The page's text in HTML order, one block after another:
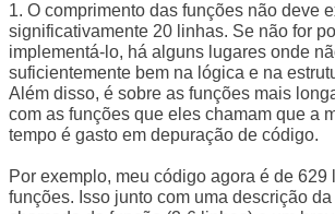
1. O comprimento das funções não deve
significativamente 20 linhas. Se não for
implementá-lo, há alguns lugares onde
suficientemente bem na lógica e na
Além disso, é sobre as funções mais
com as funções que eles chamam que a
tempo é gasto em depuração de código.
Por exemplo, meu código agora é de 629
funções. Isso junto com uma descrição